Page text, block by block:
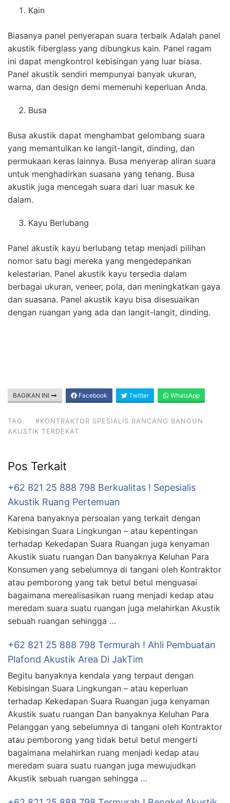
Kain
Biasanya panel penyerapan suara terbaik Adalah panel
akustik fiberglass yang dibungkus kain. Panel ragam
ini dapat mengkontrol kebisingan yang luar biasa.
Panel akustik sendiri mempunyai banyak ukuran,
warna, dan design demi memenuhi keperluan Anda.
Busa
Busa akustik dapat menghambat gelombang suara
yang memantulkan ke langit-langit, dinding, dan
permukaan keras lainnya. Busa menyerap aliran suara
untuk menghadirkan suasana yang tenang. Busa
akustik juga mencegah suara dari luar masuk ke
dalam.
Kayu Berlubang
Panel akustik kayu berlubang tetap menjadi pilihan
nomor satu bagi mereka yang mengedepankan
kelestarian. Panel akustik kayu tersedia dalam
berbagai ukuran, veneer, pola, dan meningkatkan gaya
dan suasana. Panel akustik kayu bisa disesuaikan
dengan ruangan yang ada dan langit-langit, dinding.
BAGIKAN INI Facebook Twitter WhatsApp
TAG:
#KONTRAKTOR SPESIALIS RANCANG BANGUN
AKUSTIK TERDEKAT
Pos Terkait
+62 821 25 888 798 Berkualitas ! Sepesialis
Akustik Ruang Pertemuan
Karena banyaknya persoalan yang terkait dengan
Kebisingan Suara Lingkungan – atau kepentingan
terhadap Kekedapan Suara Ruangan juga kenyaman
Akustik suatu ruangan Dan banyaknya Keluhan Para
Konsumen yang sebelumnya di tangani oleh Kontraktor
atau pemborong yang tak betul betul menguasai
bagaimana merealisasikan ruang menjadi kedap atau
meredam suara suatu ruangan juga melahirkan Akustik
sebuah ruangan sehingga …
+62 821 25 888 798 Termurah ! Ahli Pembuatan
Plafond Akustik Area Di JakTim
Begitu banyaknya kendala yang terpaut dengan
Kebisingan Suara Lingkungan – atau keperluan
terhadap Kekedapan Suara Ruangan juga kenyaman
Akustik suatu ruangan Dan banyaknya Keluhan Para
Pelanggan yang sebelumnya di tangani oleh Kontraktor
atau pemborong yang tidak betul betul mengerti
bagaimana melahirkan ruang menjadi kedap atau
meredam suara suatu ruangan juga mewujudkan
Akustik sebuah ruangan sehingga …